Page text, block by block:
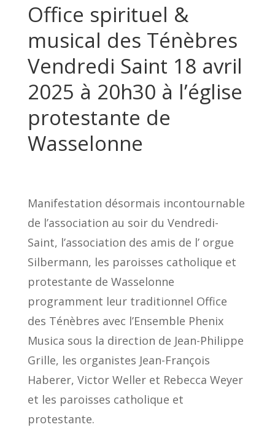
Office spirituel &
musical des Ténèbres
Vendredi Saint 18 avril
2025 à 20h30 à l’église
protestante de
Wasselonne
Manifestation désormais incontournable
de l’association au soir du Vendredi-
Saint, l’association des amis de l’ orgue
Silbermann, les paroisses catholique et
protestante de Wasselonne
programment leur traditionnel Office
des Ténèbres avec l’Ensemble Phenix
Musica sous la direction de Jean-Philippe
Grille, les organistes Jean-François
Haberer, Victor Weller et Rebecca Weyer
et les paroisses catholique et
protestante.